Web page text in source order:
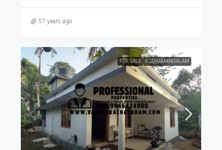
57 years ago
FOR SALE KOTHAMANGALAM